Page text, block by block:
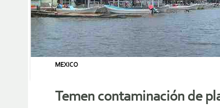
MEXICO
Temen contaminación de